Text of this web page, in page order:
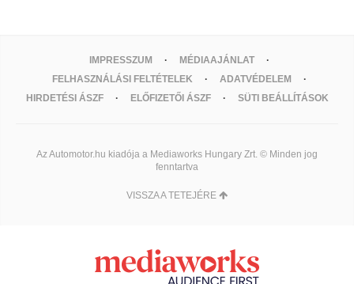
IMPRESSZUM
MÉDIAAJÁNLAT
FELHASZNÁLÁSI FELTÉTELEK
ADATVÉDELEM
HIRDETÉSI ÁSZF
ELŐFIZETŐI ÁSZF SÜTI BEÁLLÍTÁSOK
Az Automotor.hu kiadója a Mediaworks Hungary Zrt. © Minden jog
fenntartva
VISSZA A TETEJÉRE